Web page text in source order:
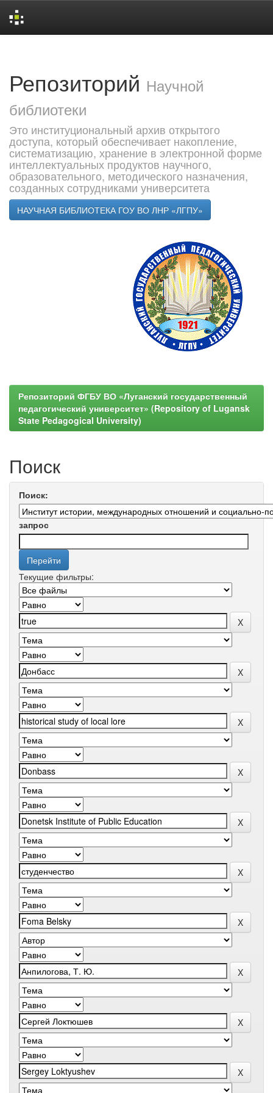
Репозиторий Научной
библиотеки
Это институциональный архив открытого
доступа, который обеспечивает накопление,
систематизацию, хранение в электронной форме
интеллектуальных продуктов научного,
образовательного, методического назначения,
созданных сотрудниками университета
НАУЧНАЯ БИБЛИОТЕКА ГОУ ВО ЛНР «ЛГПУ»
Репозиторий ФГБУ ВО «Луганский государственный
педагогический университет» (Repository of Lugansk
State Pedagogical University)
Поиск
Поиск:
запрос
Текущие фильтры: